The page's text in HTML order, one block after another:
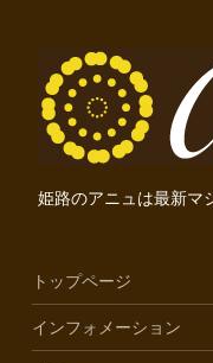
姫路のアニュは最新マ
トップページ
インフォメーション